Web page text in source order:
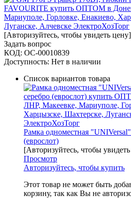
[Авторизуйтесь, чтобы увидеть цену]
Задать вопрос
КОД: ОС-00010839
Доступность: Нет в наличии
Список вариантов товара
Рамка одноместная
(еврослот)
[Авторизуйтесь, чтобы
Просмотр
Авторизуйтесь, чтобы купить
Этот товар не может быть
корзину, так как Вы не